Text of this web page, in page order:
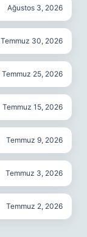
Ağustos 3, 2026
Temmuz 30, 2026
Temmuz 25, 2026
Temmuz 15, 2026
Temmuz 9, 2026
Temmuz 3, 2026
Temmuz 2, 2026